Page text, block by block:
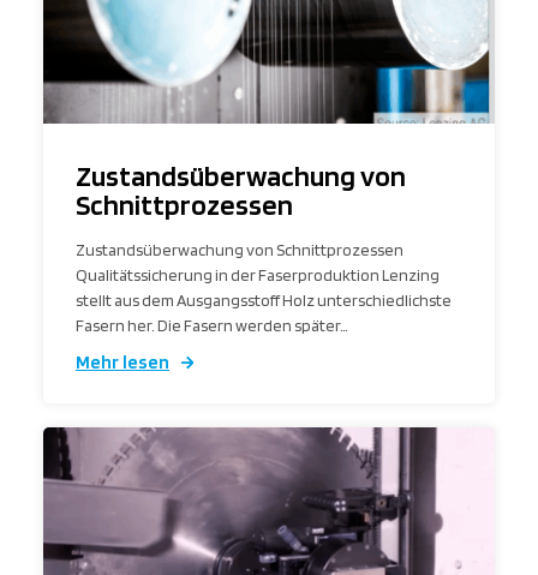
Zustandsüberwachung von
Schnittprozessen
Zustandsüberwachung von Schnittprozessen
Qualitätssicherung in der Faserproduktion Lenzing
stellt aus dem Ausgangsstoff Holz unterschiedlichste
Fasern her. Die Fasern werden später…
Mehr lesen